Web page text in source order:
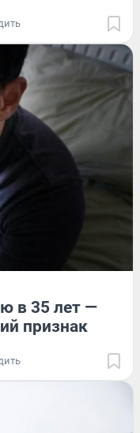
в 35 лет —
признак